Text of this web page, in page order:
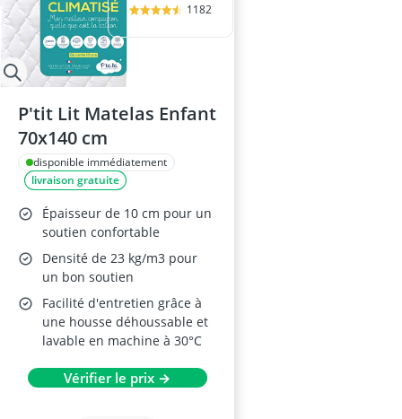
1182
P'tit Lit Matelas Enfant
70x140 cm
disponible immédiatement
livraison gratuite
Épaisseur de 10 cm pour un
soutien confortable
Densité de 23 kg/m3 pour
un bon soutien
Facilité d'entretien grâce à
une housse déhoussable et
lavable en machine à 30°C
Vérifier le prix →